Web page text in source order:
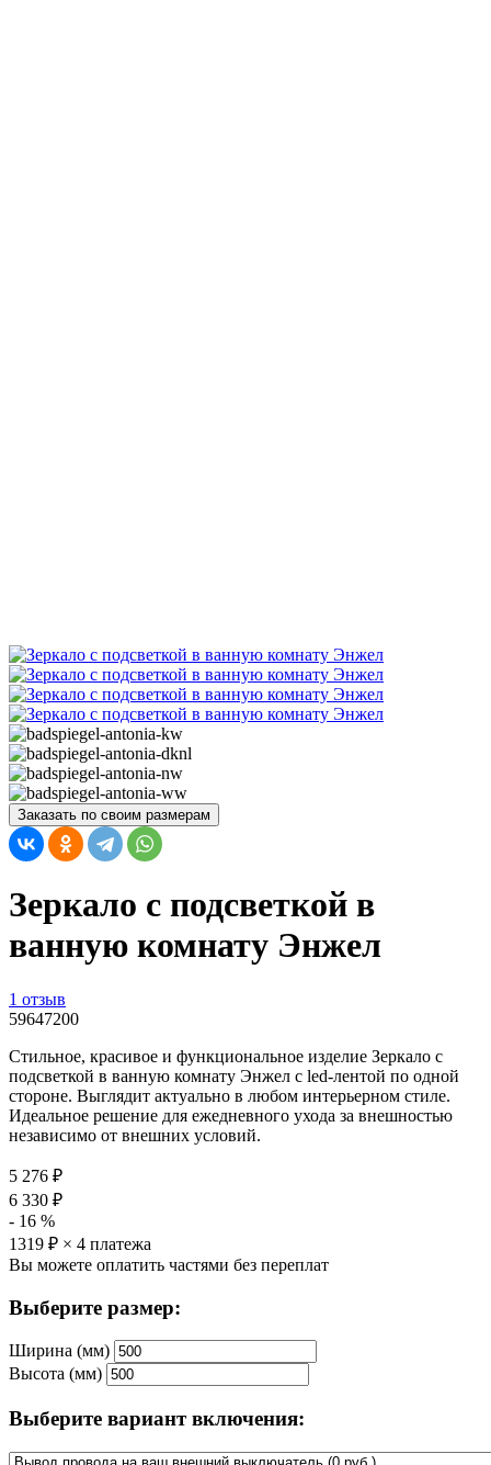
Заказать по своим размерам
Зеркало с подсветкой в
ванную комнату Энжел
1 отзыв
59647200
Стильное, красивое и функциональное изделие Зеркало с
подсветкой в ванную комнату Энжел с led-лентой по одной
стороне. Выглядит актуально в любом интерьерном стиле.
Идеальное решение для ежедневного ухода за внешностью
независимо от внешних условий.
5 276 ₽
6 330 ₽
- 16 %
1319 ₽ × 4 платежа
Вы можете оплатить частями без переплат
Выберите размер:
Ширина (мм)
Высота (мм)
Выберите вариант включения: